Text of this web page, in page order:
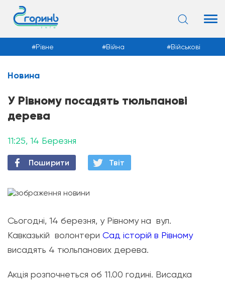
Новини
Рівне Війна Військові
Новина
У Рівному посадять тюльпанові
дерева
11:25, 14 Березня
Поширити Твiт
Сьогодні, 14 березня, у Рівному на вул.
Кавказькій волонтери Сад історій в Рівному
висадять 4 тюльпанових дерева.
Акція розпочнеться об 11.00 годині. Висадка